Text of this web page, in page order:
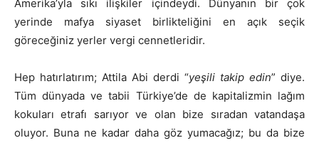
Amerika’yla sıkı ilişkiler içindeydi. Dünyanın bir çok
yerinde mafya siyaset birlikteliğini en açık seçik
göreceğiniz yerler vergi cennetleridir.
Hep hatırlatırım; Attila Abi derdi “yeşili takip edin” diye.
Tüm dünyada ve tabii Türkiye’de de kapitalizmin lağım
kokuları etrafı sarıyor ve olan bize sıradan vatandaşa
oluyor. Buna ne kadar daha göz yumacağız; bu da bize